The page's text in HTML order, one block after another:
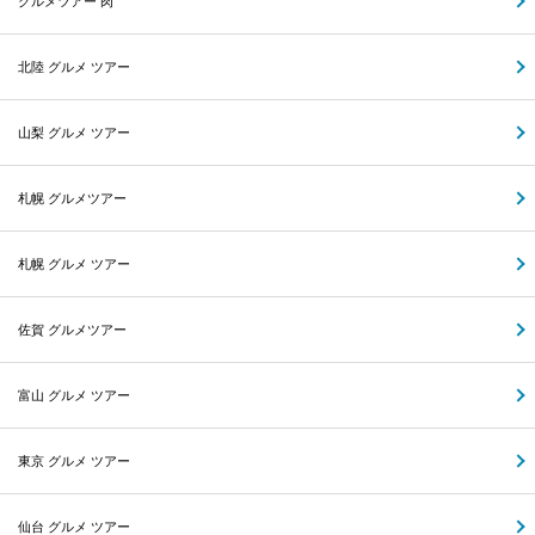
北陸 グルメ ツアー
山梨 グルメ ツアー
札幌 グルメツアー
札幌 グルメ ツアー
佐賀 グルメツアー
富山 グルメ ツアー
東京 グルメ ツアー
仙台 グルメ ツアー